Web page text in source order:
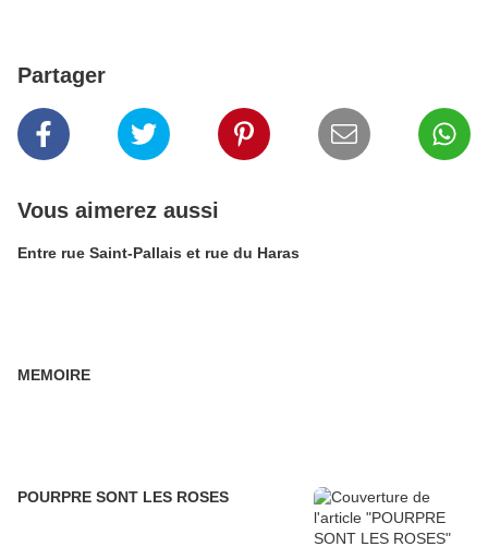
Partager
Vous aimerez aussi
Entre rue Saint-Pallais et rue du Haras
MEMOIRE
POURPRE SONT LES ROSES